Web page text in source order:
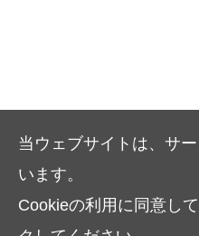
当ウェブサイトは、サ
います。
Cookieの利用に同意し